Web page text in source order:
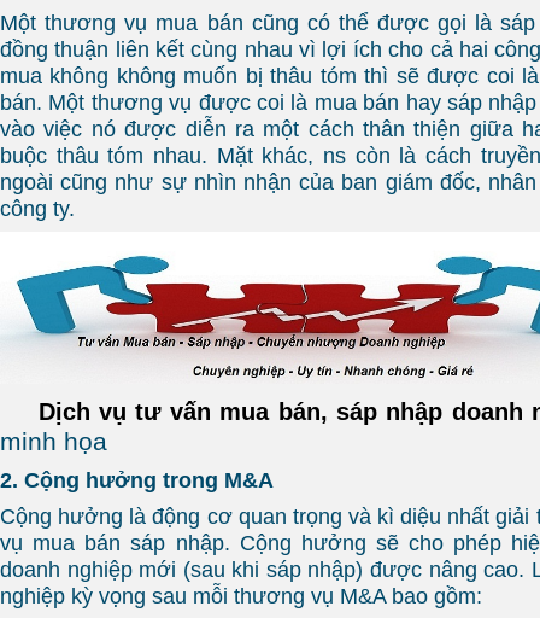
Một thương vụ mua bán cũng có thể được gọi là
đồng thuận liên kết cùng nhau vì lợi ích cho cả hai
mua không không muốn bị thâu tóm thì sẽ được coi
bán. Một thương vụ được coi là mua bán hay sáp
vào việc nó được diễn ra một cách thân thiện giữa
buộc thâu tóm nhau. Mặt khác, ns còn là cách
ngoài cũng như sự nhìn nhận của ban giám đốc,
công ty.
Dịch vụ tư vấn mua bán, sáp nhập doanh
minh họa
2. Cộng hưởng trong M&A
Cộng hưởng là động cơ quan trọng và kì diệu nhất
vụ mua bán sáp nhập. Cộng hưởng sẽ cho phép
doanh nghiệp mới (sau khi sáp nhập) được nâng cao.
nghiệp kỳ vọng sau mỗi thương vụ M&A bao gồm: